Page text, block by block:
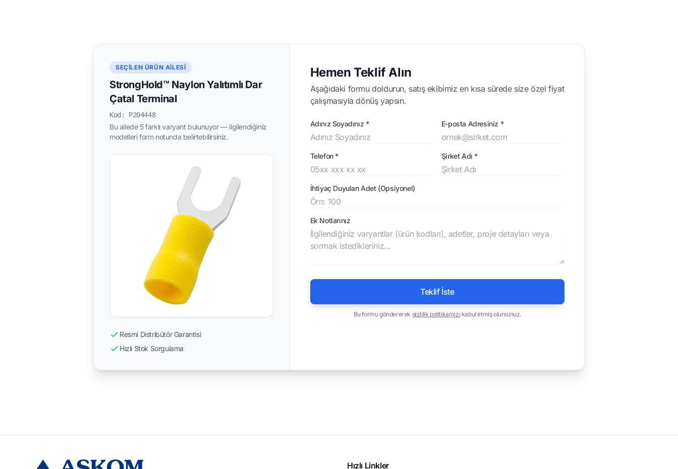
SEÇILEN ÜRÜN AILESI
StrongHold™ Naylon Yalıtımlı Dar
Çatal Terminal
Kod: P204448
Bu ailede 5 farklı varyant bulunuyor — ilgilendiğiniz
modelleri form notunda belirtebilirsiniz.
Resmi Distribütör Garantisi
Hızlı Stok Sorgulama
Hemen Teklif Alın
Aşağıdaki formu doldurun, satış ekibimiz en kısa sürede size özel fiyat
çalışmasıyla dönüş yapsın.
Adınız Soyadınız * E-posta Adresiniz *
Telefon * Şirket Adı *
İhtiyaç Duyulan Adet (Opsiyonel)
Ek Notlarınız
Teklif İste
Bu formu göndererek gizlilik politikamızı kabul etmiş olursunuz.
Hızlı Linkler